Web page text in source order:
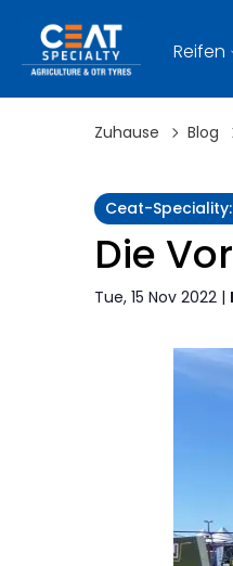
Reifen
Zuhause Blog
Ceat-
Die
Tue, 15 Nov 2022 |